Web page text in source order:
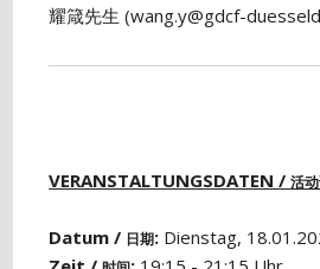
耀箴先生 (wang.y@gdcf-
VERANSTALTUNGSDATEN /活
Datum / 日期: Dienstag,